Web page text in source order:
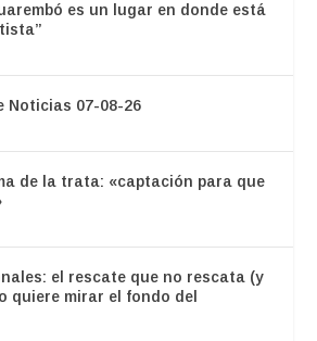
es un lugar en donde está
Noticias 07-08-26
de la trata: «captación para que
el rescate que no rescata (y
quiere mirar el fondo del